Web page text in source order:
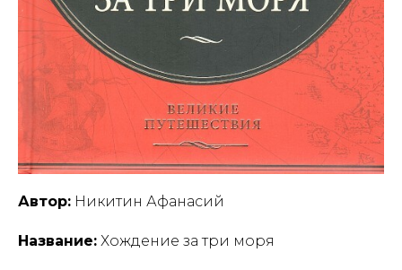
Автор: Никитин Афанасий
Название: Хождение за три моря